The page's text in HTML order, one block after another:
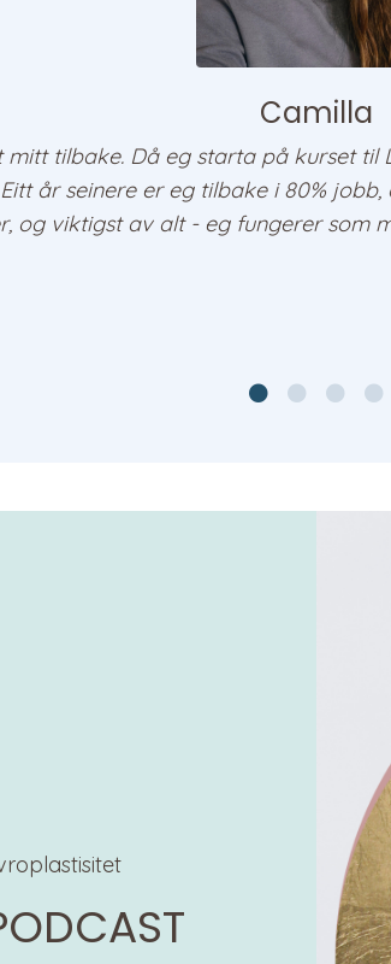
Camilla
tilbake. Då eg starta på kurset til
år seinere er eg tilbake i 80%
og viktigst av alt - eg fungerer som